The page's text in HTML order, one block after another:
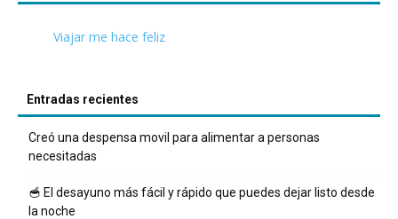
Viajar me hace feliz
Entradas recientes
Creó una despensa movil para alimentar a personas
necesitadas
🥣 El desayuno más fácil y rápido que puedes dejar listo desde
la noche